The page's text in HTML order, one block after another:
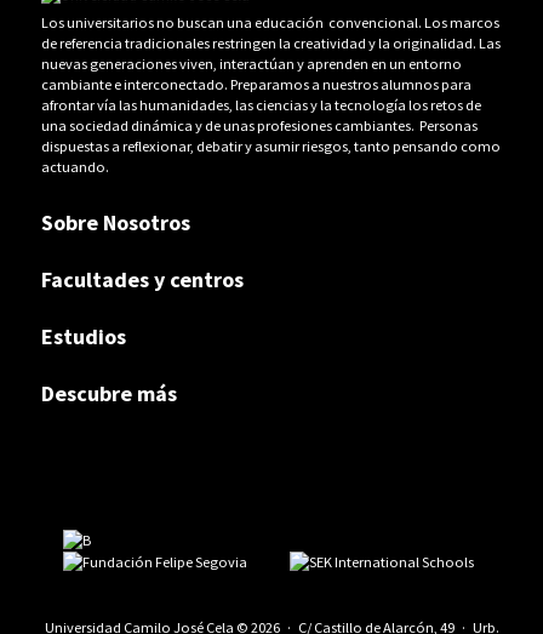
Los universitarios no buscan una educación convencional. Los marcos
de referencia tradicionales restringen la creatividad y la originalidad. Las
nuevas generaciones viven, interactúan y aprenden en un entorno
cambiante e interconectado. Preparamos a nuestros alumnos para
afrontar vía las humanidades, las ciencias y la tecnología los retos de
una sociedad dinámica y de unas profesiones cambiantes. Personas
dispuestas a reflexionar, debatir y asumir riesgos, tanto pensando como
actuando.
Sobre Nosotros
Facultades y centros
Estudios
Descubre más
Universidad Camilo José Cela © 2026 · C/ Castillo de Alarcón, 49 · Urb.